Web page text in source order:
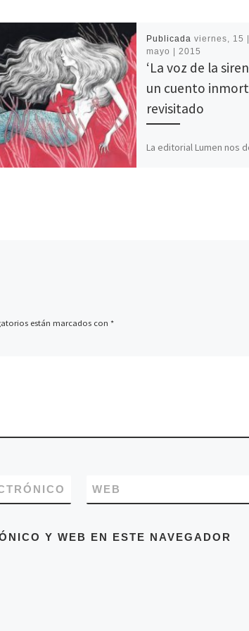
Publicada viernes, 15 |
mayo | 2015
‘La voz de la
un cuento
revisitado
La editorial Lumen nos
están marcados con *
WEB
Y WEB EN ESTE NAVEGADOR